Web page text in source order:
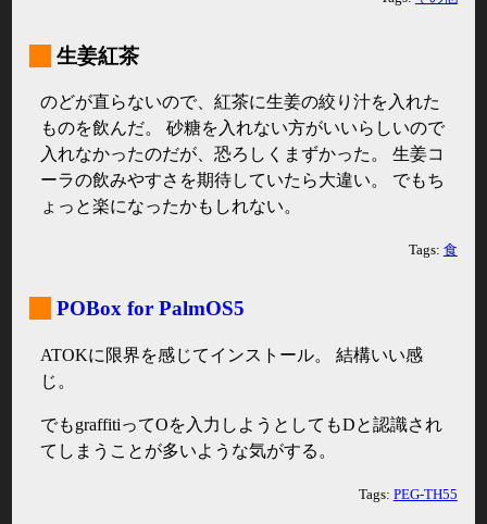
生姜紅茶
のどが直らないので、紅茶に生姜の絞り汁を入れた
ものを飲んだ。 砂糖を入れない方がいいらしいので
入れなかったのだが、恐ろしくまずかった。 生姜コ
ーラの飲みやすさを期待していたら大違い。 でもち
ょっと楽になったかもしれない。
Tags: 食
POBox for PalmOS5
ATOKに限界を感じてインストール。 結構いい感
じ。
でもgraffitiってOを入力しようとしてもDと認識され
てしまうことが多いような気がする。
Tags: PEG-TH55